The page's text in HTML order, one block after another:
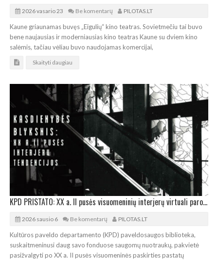
2026 vasario 23 Be komentarų PILOTAS.LT
Kaune griaunamas buvęs „Eigulių“ kino teatras. Sovietmečiu tai buvo
bene naujausias ir moderniausias kino teatras Kaune su dviem kino
salėmis, tačiau vėliau buvo naudojamas komercijai,
Skaityti daugiau
KPD PRISTATO: XX a. II pusės visuomeninių interjerų virtuali paroda
2026 sausio 6 Be komentarų PILOTAS.LT
Kultūros paveldo departamento (KPD) paveldosaugos biblioteka,
suskaitmeninusi daug savo fonduose saugomų nuotraukų, pakvietė
pasižvalgyti po XX a. II pusės visuomeninės paskirties pastatų